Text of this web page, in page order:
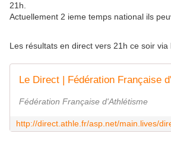
21h.
Actuellement 2 ieme temps national ils
Les résultats en direct vers 21h ce soir via
Le Direct | Fédération Française
Fédération Française d'Athlétisme